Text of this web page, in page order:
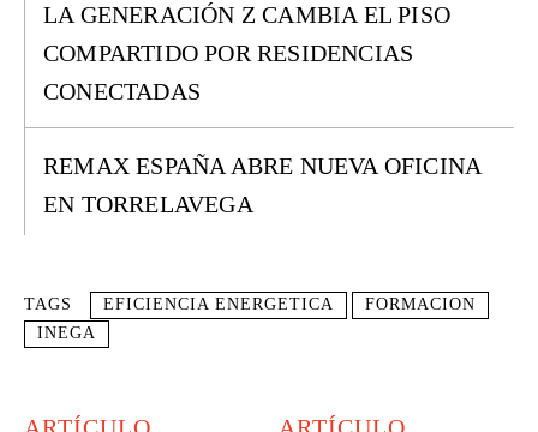
LA GENERACIÓN Z CAMBIA EL PISO
COMPARTIDO POR RESIDENCIAS
CONECTADAS
REMAX ESPAÑA ABRE NUEVA OFICINA
EN TORRELAVEGA
TAGS EFICIENCIA ENERGETICA
FORMACION
INEGA